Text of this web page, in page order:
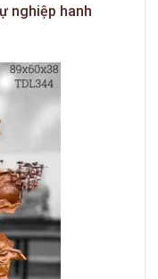
nghiệp hanh